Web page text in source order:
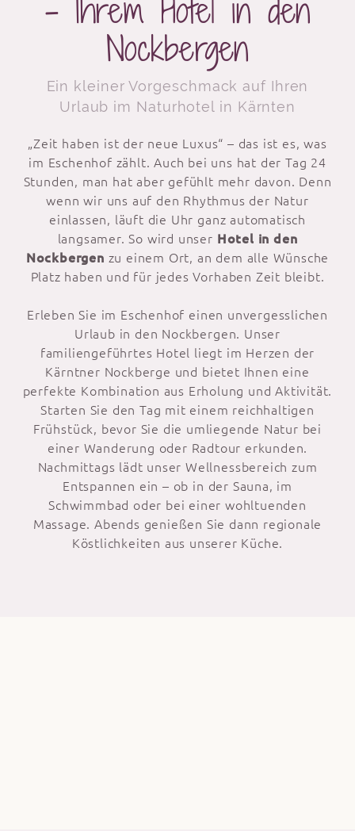
– Ihrem Hotel in den
Nockbergen
Ein kleiner Vorgeschmack auf Ihren
Urlaub im Naturhotel in Kärnten
„Zeit haben ist der neue Luxus“ – das ist es, was
im Eschenhof zählt. Auch bei uns hat der Tag 24
Stunden, man hat aber gefühlt mehr davon. Denn
wenn wir uns auf den Rhythmus der Natur
einlassen, läuft die Uhr ganz automatisch
langsamer. So wird unser Hotel in den
Nockbergen zu einem Ort, an dem alle Wünsche
Platz haben und für jedes Vorhaben Zeit bleibt.
Erleben Sie im Eschenhof einen unvergesslichen
Urlaub in den Nockbergen. Unser
familiengeführtes Hotel liegt im Herzen der
Kärntner Nockberge und bietet Ihnen eine
perfekte Kombination aus Erholung und Aktivität.
Starten Sie den Tag mit einem reichhaltigen
Frühstück, bevor Sie die umliegende Natur bei
einer Wanderung oder Radtour erkunden.
Nachmittags lädt unser Wellnessbereich zum
Entspannen ein – ob in der Sauna, im
Schwimmbad oder bei einer wohltuenden
Massage. Abends genießen Sie dann regionale
Köstlichkeiten aus unserer Küche.